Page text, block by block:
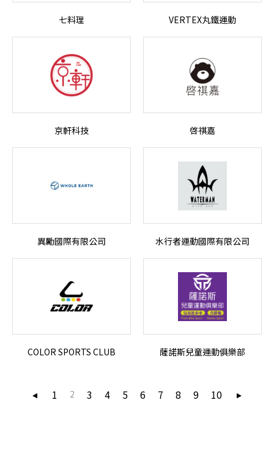
七料理 VERTEX丸鐵運動
京軒科技 啓祺嘉
異勵國際有限公司 水行者運動國際有限公司
COLOR SPORTS CLUB 薩諾斯兒童運動俱樂部
1 2 3 4 5 6 7 8 9 10